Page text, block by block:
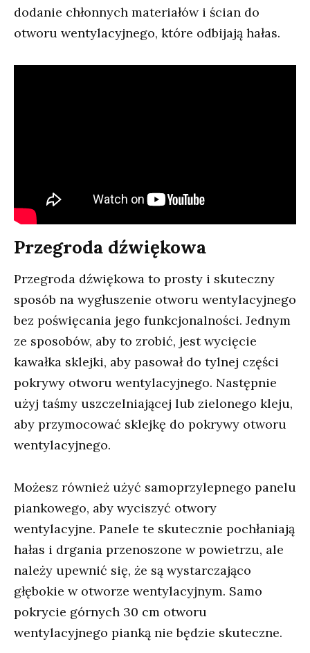
dodanie chłonnych materiałów i ścian do
otworu wentylacyjnego, które odbijają hałas.
Przegroda dźwiękowa
Przegroda dźwiękowa to prosty i skuteczny
sposób na wygłuszenie otworu wentylacyjnego
bez poświęcania jego funkcjonalności. Jednym
ze sposobów, aby to zrobić, jest wycięcie
kawałka sklejki, aby pasował do tylnej części
pokrywy otworu wentylacyjnego. Następnie
użyj taśmy uszczelniającej lub zielonego kleju,
aby przymocować sklejkę do pokrywy otworu
wentylacyjnego.
Możesz również użyć samoprzylepnego panelu
piankowego, aby wyciszyć otwory
wentylacyjne. Panele te skutecznie pochłaniają
hałas i drgania przenoszone w powietrzu, ale
należy upewnić się, że są wystarczająco
głębokie w otworze wentylacyjnym. Samo
pokrycie górnych 30 cm otworu
wentylacyjnego pianką nie będzie skuteczne.